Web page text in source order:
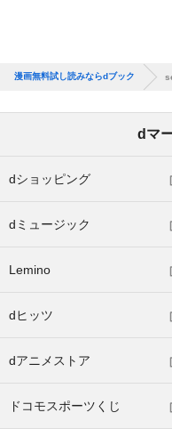
漫画無料試し読みならdブック
dマ
dショッピング
dミュージック
Lemino
dヒッツ
dアニメストア
ドコモスポーツくじ